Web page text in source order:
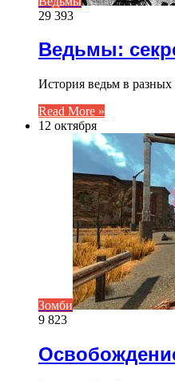
29 393
Ведьмы:
История ведьм в
Read More »
12 октября
Зомби
9 823